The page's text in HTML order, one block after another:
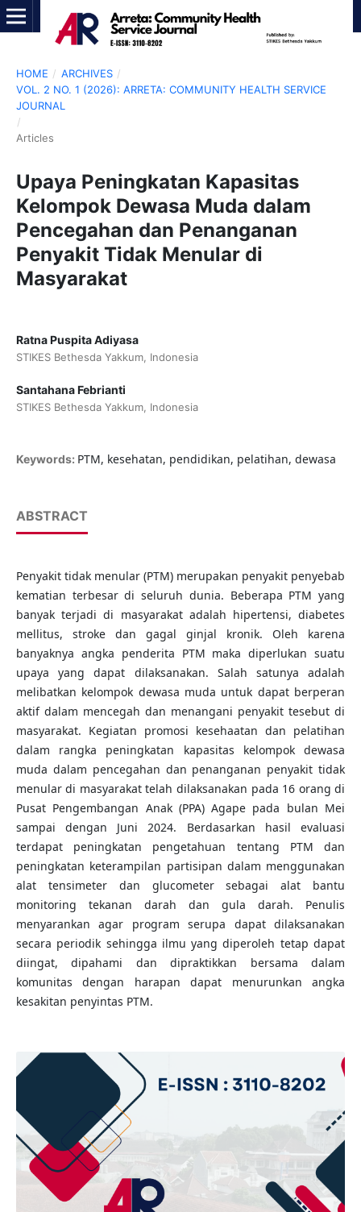
HOME / ARCHIVES /
VOL. 2 NO. 1 (2026): ARRETA: COMMUNITY HEALTH SERVICE
JOURNAL
/
Articles
Upaya Peningkatan Kapasitas
Kelompok Dewasa Muda dalam
Pencegahan dan Penanganan
Penyakit Tidak Menular di
Masyarakat
Ratna Puspita Adiyasa
STIKES Bethesda Yakkum, Indonesia
Santahana Febrianti
STIKES Bethesda Yakkum, Indonesia
Keywords: PTM, kesehatan, pendidikan, pelatihan, dewasa
ABSTRACT
Penyakit tidak menular (PTM) merupakan penyakit penyebab
kematian terbesar di seluruh dunia. Beberapa PTM yang
banyak terjadi di masyarakat adalah hipertensi, diabetes
mellitus, stroke dan gagal ginjal kronik. Oleh karena
banyaknya angka penderita PTM maka diperlukan suatu
upaya yang dapat dilaksanakan. Salah satunya adalah
melibatkan kelompok dewasa muda untuk dapat berperan
aktif dalam mencegah dan menangani penyakit tesebut di
masyarakat. Kegiatan promosi kesehaatan dan pelatihan
dalam rangka peningkatan kapasitas kelompok dewasa
muda dalam pencegahan dan penanganan penyakit tidak
menular di masyarakat telah dilaksanakan pada 16 orang di
Pusat Pengembangan Anak (PPA) Agape pada bulan Mei
sampai dengan Juni 2024. Berdasarkan hasil evaluasi
terdapat peningkatan pengetahuan tentang PTM dan
peningkatan keterampilan partisipan dalam menggunakan
alat tensimeter dan glucometer sebagai alat bantu
monitoring tekanan darah dan gula darah. Penulis
menyarankan agar program serupa dapat dilaksanakan
secara periodik sehingga ilmu yang diperoleh tetap dapat
diingat, dipahami dan dipraktikkan bersama dalam
komunitas dengan harapan dapat menurunkan angka
kesakitan penyintas PTM.